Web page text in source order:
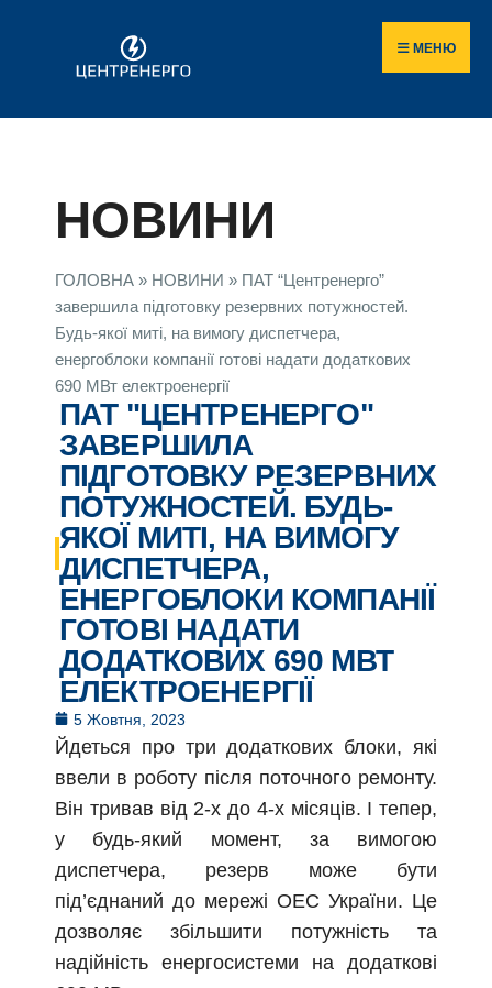
МЕНЮ
НОВИНИ
ГОЛОВНА » НОВИНИ » ПАТ “Центренерго”
завершила підготовку резервних потужностей.
Будь-якої миті, на вимогу диспетчера,
енергоблоки компанії готові надати додаткових
690 МВт електроенергії
ПАТ "ЦЕНТРЕНЕРГО"
ЗАВЕРШИЛА
ПІДГОТОВКУ РЕЗЕРВНИХ
ПОТУЖНОСТЕЙ. БУДЬ-
ЯКОЇ МИТІ, НА ВИМОГУ
ДИСПЕТЧЕРА,
ЕНЕРГОБЛОКИ КОМПАНІЇ
ГОТОВІ НАДАТИ
ДОДАТКОВИХ 690 МВТ
ЕЛЕКТРОЕНЕРГІЇ
5 Жовтня, 2023
Йдеться про три додаткових блоки, які
ввели в роботу після поточного ремонту.
Він тривав від 2-х до 4-х місяців. І тепер,
у будь-який момент, за вимогою
диспетчера, резерв може бути
під’єднаний до мережі ОЕС України. Це
дозволяє збільшити потужність та
надійність енергосистеми на додаткові